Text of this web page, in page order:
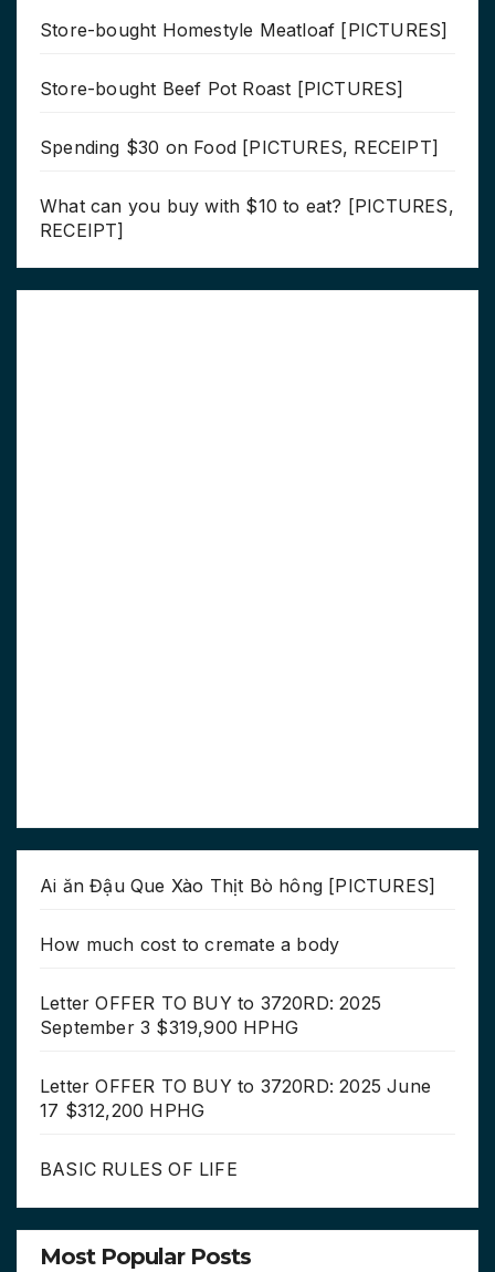
Store-bought Homestyle Meatloaf [PICTURES]
Store-bought Beef Pot Roast [PICTURES]
Spending $30 on Food [PICTURES, RECEIPT]
What can you buy with $10 to eat? [PICTURES,
RECEIPT]
Ai ăn Đậu Que Xào Thịt Bò hông [PICTURES]
How much cost to cremate a body
Letter OFFER TO BUY to 3720RD: 2025
September 3 $319,900 HPHG
Letter OFFER TO BUY to 3720RD: 2025 June
17 $312,200 HPHG
BASIC RULES OF LIFE
Most Popular Posts